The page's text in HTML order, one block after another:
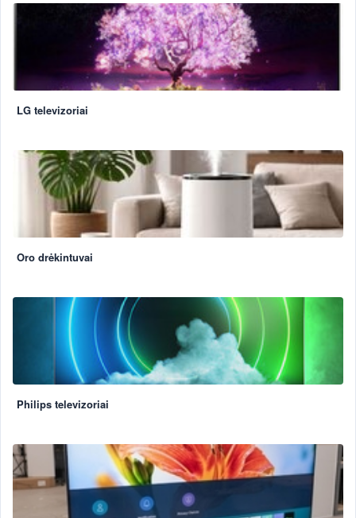
LG televizoriai
Oro drėkintuvai
Philips televizoriai